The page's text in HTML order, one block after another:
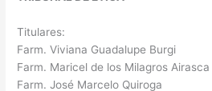
Titulares:
Farm. Viviana Guadalupe Burgi
Farm. Maricel de los Milagros Airasca
Farm. José Marcelo Quiroga